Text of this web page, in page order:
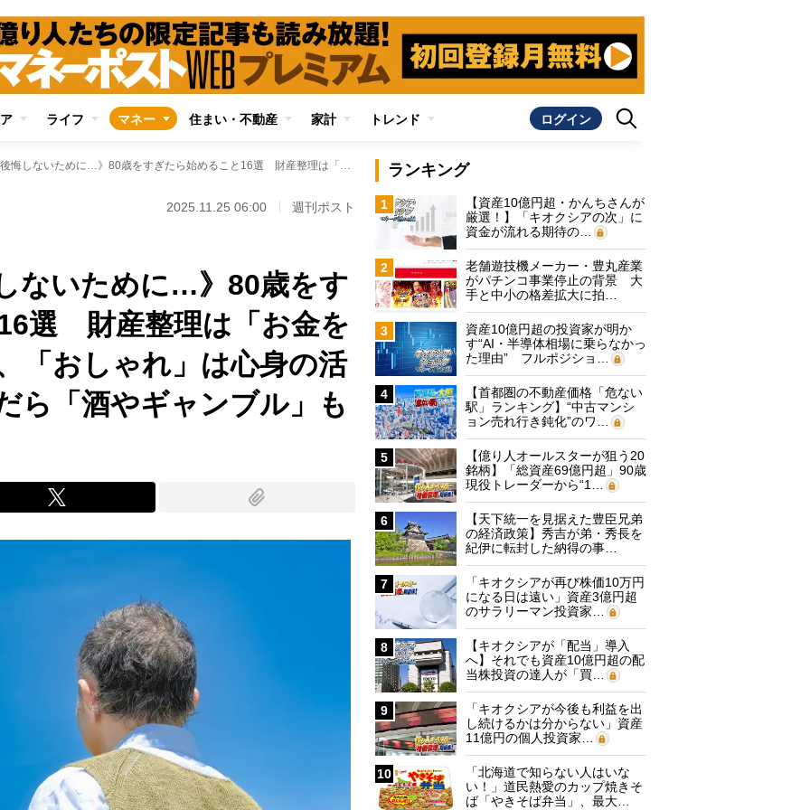
ライフ マネー 住まい・不動産 家計 トレンド ログイン
《人生最後に後悔しないために…》80歳をすぎたら始めること16選 財産整理は「お金を使い切る」ために、「おしゃれ」は心身の活力に、準備が済んだら「酒やギャンブル」も許容！
2025.11.25 06:00 週刊ポスト
ないために…》80歳をす
選 財産整理は「お金を
「おしゃれ」は心身の活
ら「酒やギャンブル」も
ランキング
1
【資産10億円超・かんちさんが
厳選！】「キオクシアの次」に
資金が流れる期待の…
2
老舗遊技機メーカー・豊丸産業
がパチンコ事業停止の背景 大
手と中小の格差拡大に拍…
3
資産10億円超の投資家が明か
す“AI・半導体相場に乗らなかっ
た理由” フルポジショ…
4
【首都圏の不動産価格「危ない
駅」ランキング】“中古マンシ
ョン売れ行き鈍化”のワ…
5
【億り人オールスターが狙う20
銘柄】「総資産69億円超」90歳
現役トレーダーから“1…
6
【天下統一を見据えた豊臣兄弟
の経済政策】秀吉が弟・秀長を
紀伊に転封した納得の事…
7
「キオクシアが再び株価10万円
になる日は遠い」資産3億円超
のサラリーマン投資家…
8
【キオクシアが「配当」導入
へ】それでも資産10億円超の配
当株投資の達人が「買…
9
「キオクシアが今後も利益を出
し続けるかは分からない」資産
11億円の個人投資家…
10
「北海道で知らない人はいな
い！」道民熱愛のカップ焼きそ
ば「やきそば弁当」、最大…